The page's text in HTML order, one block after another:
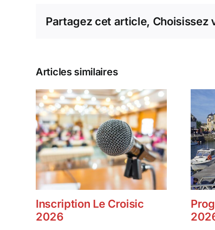
Partagez cet article, Choisissez
Articles similaires
Inscription Le Croisic
2026